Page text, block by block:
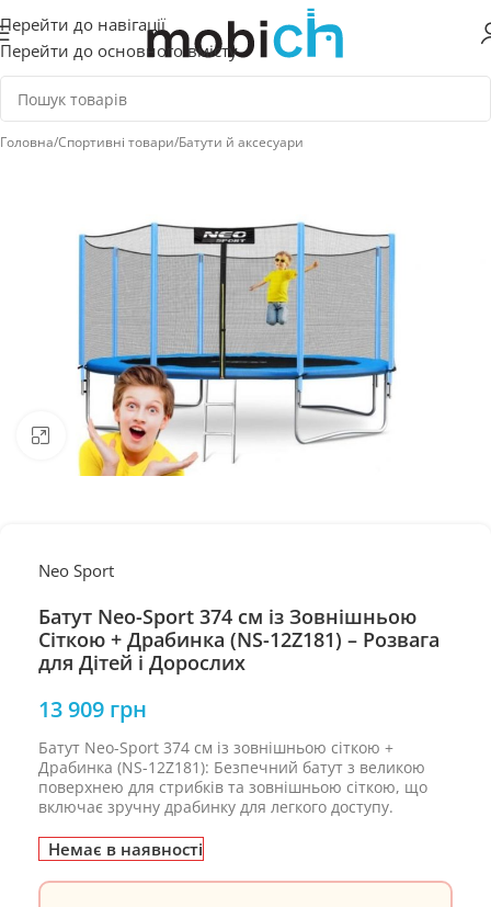
Перейти до навігації
Перейти до основного вмісту
Головна/Спортивні товари/Батути й аксесуари
Натисніть, щоб збільшити
Neo Sport
Батут Neo-Sport 374 см із Зовнішньою
Сіткою + Драбинка (NS-12Z181) – Розвага
для Дітей і Дорослих
13 909 грн
Батут Neo-Sport 374 см із зовнішньою сіткою +
Драбинка (NS-12Z181): Безпечний батут з великою
поверхнею для стрибків та зовнішньою сіткою, що
включає зручну драбинку для легкого доступу.
Немає в наявності